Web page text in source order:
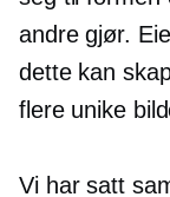
andre gjør.
dette kan
flere unike
Vi har satt